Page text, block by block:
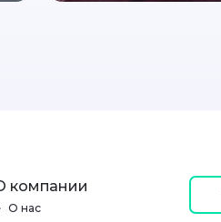
компании
О нас